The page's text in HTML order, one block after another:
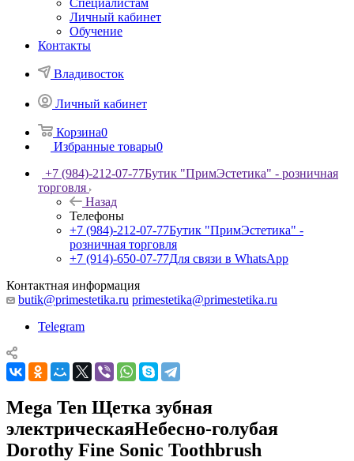
Специалистам
Личный кабинет
Обучение
Контакты
Владивосток
Личный кабинет
Корзина0
Избранные товары0
+7 (984)-212-07-77Бутик "ПримЭстетика" - розничная
торговля
Назад
Телефоны
+7 (984)-212-07-77Бутик "ПримЭстетика" -
розничная торговля
+7 (914)-650-07-77Для связи в WhatsApp
Контактная информация
butik@primestetika.ru primestetika@primestetika.ru
Telegram
Mega Ten Щетка зубная
электрическаяНебесно-голубая
Dorothy Fine Sonic Toothbrush